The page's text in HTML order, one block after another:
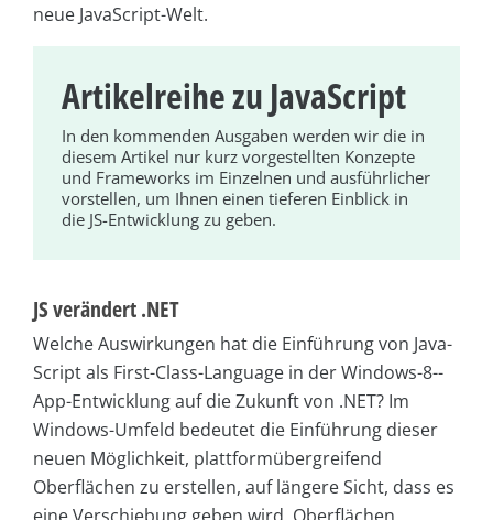
neue JavaScript-Welt.
Artikelreihe zu JavaScript
In den kommenden Ausgaben werden wir die in
diesem Artikel nur kurz vorgestellten Konzepte
und Frameworks im Einzelnen und ausführlicher
vorstellen, um Ihnen einen tieferen Einblick in
die JS-Entwicklung zu geben.
JS verändert .NET
Welche Auswirkungen hat die Einführung von Java­
Script als First-Class-Language in der Windows-8-­
App-Entwicklung auf die Zukunft von .NET? Im
Windows-Umfeld bedeutet die Einführung dieser
neuen Möglichkeit, plattformübergreifend
Oberflächen zu erstellen, auf längere Sicht, dass es